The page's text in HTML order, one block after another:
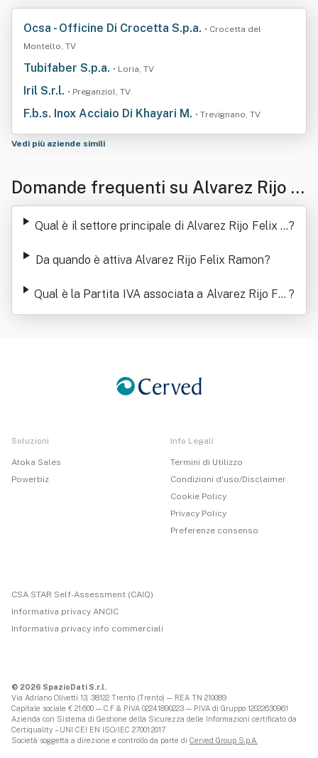
Ocsa - Officine Di Crocetta S.p.a. • Crocetta del
Montello, TV
Tubifaber S.p.a. • Loria, TV
Iril S.r.l. • Preganziol, TV
F.b.s. Inox Acciaio Di Khayari M. • Trevignano, TV
Vedi più aziende simili
Domande frequenti su Alvarez Rijo F
elix Ramon
Qual è il settore principale di Alvarez Rijo Felix R?
Da quando è attiva Alvarez Rijo Felix Ramon?
Qual è la Partita IVA associata a Alvarez Rijo Fel
ix Ramon
?
Soluzioni
Atoka Sales
Powerbiz
Info Legali
Termini di Utilizzo
Condizioni d'uso/Disclaimer
Cookie Policy
Privacy Policy
Preferenze consenso
CSA STAR Self-Assessment (CAIQ)
Informativa privacy ANCIC
Informativa privacy info commerciali
© 2026 SpazioDati S.r.l.
Via Adriano Olivetti 13, 38122 Trento (Trento) — REA TN 210089
Capitale sociale € 21.600 — C.F & P.IVA 02241890223 — P.IVA di Gruppo 12022630961
Azienda con Sistema di Gestione della Sicurezza delle Informazioni certificato da
Certiquality – UNI CEI EN ISO/IEC 27001:2017
Società soggetta a direzione e controllo da parte di Cerved Group S.p.A.